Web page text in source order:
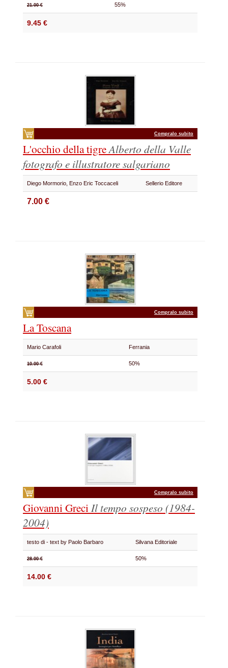
21.00 € 55%
9.45 €
Compralo subito
L'occhio della tigreAlberto della Valle
fotografo e illustratore salgariano
Diego Mormorio, Enzo Eric Toccaceli Sellerio Editore
7.00 €
Compralo subito
La Toscana
Mario Carafoli Ferrania
10.00 € 50%
5.00 €
Compralo subito
Giovanni GreciIl tempo sospeso (1984-
2004)
testo di - text by Paolo Barbaro Silvana Editoriale
28.00 € 50%
14.00 €